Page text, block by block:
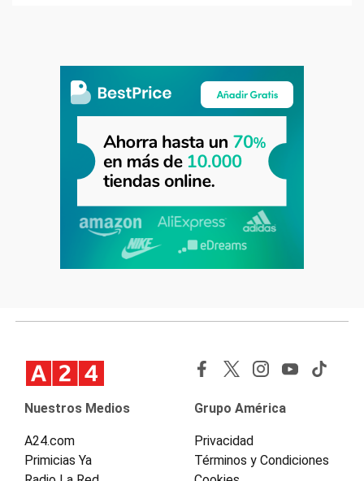
Nuestros Medios
A24.com
Primicias Ya
Grupo América
Privacidad
Términos y Condiciones